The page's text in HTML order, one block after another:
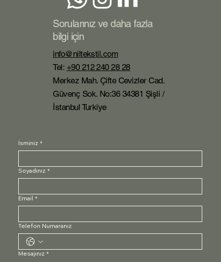
Sorularınız ve daha fazla
bilgi için
info@niltekstil.com
Tel: +90 212 240 28 28
Merkez Mah. Çifte Cevizler Cad.
Güvenç Sok. No:36 34381 Şişli /
İstanbul Turkiye
İsminiz *
Soyadınız *
Email *
Telefon Numaranız
Mesajınız *